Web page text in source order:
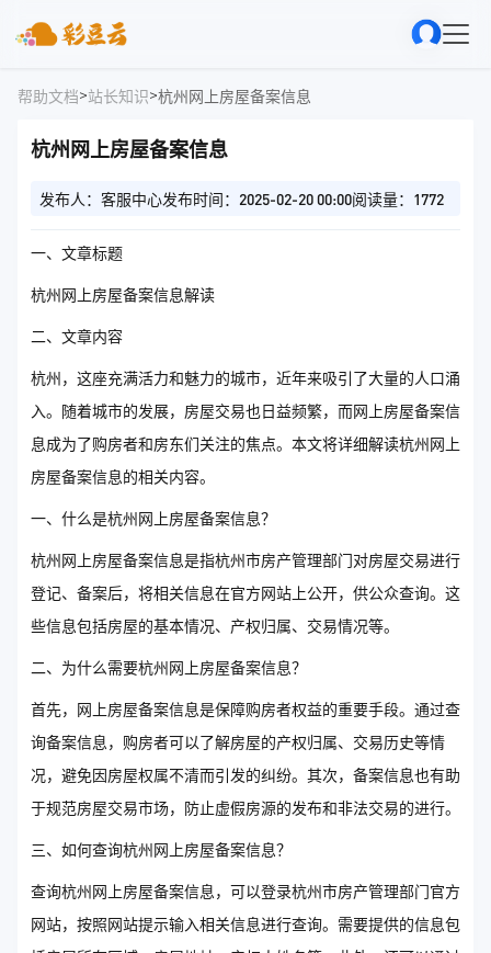
帮助文档>站长知识>杭州网上房屋备案信息
杭州网上房屋备案信息
发布人：客服中心发布时间：2025-02-20 00:00阅读量：1772
一、文章标题
杭州网上房屋备案信息解读
二、文章内容
杭州，这座充满活力和魅力的城市，近年来吸引了大量的人口涌
入。随着城市的发展，房屋交易也日益频繁，而网上房屋备案信
息成为了购房者和房东们关注的焦点。本文将详细解读杭州网上
房屋备案信息的相关内容。
一、什么是杭州网上房屋备案信息？
杭州网上房屋备案信息是指杭州市房产管理部门对房屋交易进行
登记、备案后，将相关信息在官方网站上公开，供公众查询。这
些信息包括房屋的基本情况、产权归属、交易情况等。
二、为什么需要杭州网上房屋备案信息？
首先，网上房屋备案信息是保障购房者权益的重要手段。通过查
询备案信息，购房者可以了解房屋的产权归属、交易历史等情
况，避免因房屋权属不清而引发的纠纷。其次，备案信息也有助
于规范房屋交易市场，防止虚假房源的发布和非法交易的进行。
三、如何查询杭州网上房屋备案信息？
查询杭州网上房屋备案信息，可以登录杭州市房产管理部门官方
网站，按照网站提示输入相关信息进行查询。需要提供的信息包